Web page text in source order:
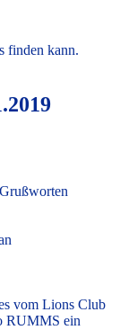
finden kann.
Kinder und
vom Lions Club
RUMMS ein